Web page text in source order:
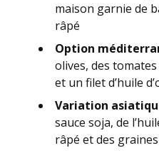
maison garnie de
râpé
Option
olives, des
et un filet d’huile
Variation
sauce soja, de
râpé et des